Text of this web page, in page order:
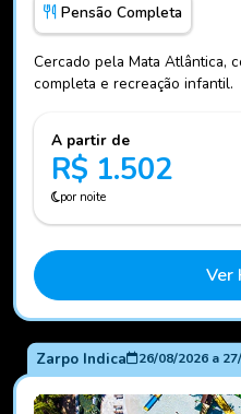
Pensão Completa
Cercado pela Mata Atlântica,
completa e recreação infantil.
A partir de
R$ 1.502
por noite
Ver
Zarpo Indica 26/08/2026a